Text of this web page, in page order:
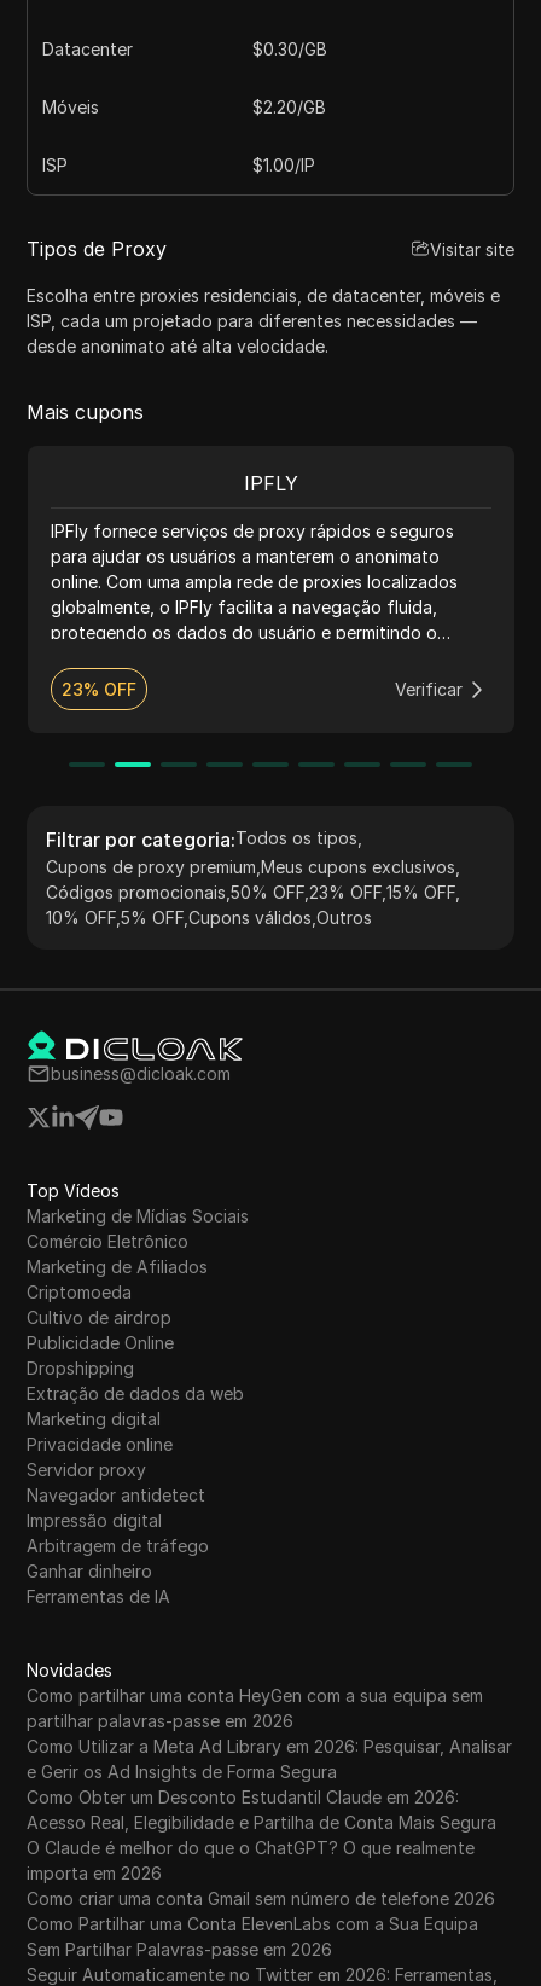
Datacenter $0.30/GB
Móveis $2.20/GB
ISP $1.00/IP
Tipos de Proxy Visitar site
Escolha entre proxies residenciais, de datacenter, móveis e
ISP, cada um projetado para diferentes necessidades —
desde anonimato até alta velocidade.
Mais cupons
IPFLY
IPFly fornece serviços de proxy rápidos e seguros
para ajudar os usuários a manterem o anonimato
online. Com uma ampla rede de proxies localizados
globalmente, o IPFly facilita a navegação fluida,
protegendo os dados do usuário e permitindo o
23% OFF
Verificar
Filtrar por categoria:Todos os tipos
Cupons de proxy premium ,Meus cupons exclusivos
Códigos promocionais ,50% OFF 23% OFF ,15% OFF
10% OFF ,5% OFF ,Cupons válidos ,Outros
business@dicloak.com
Top Vídeos
Marketing de Mídias Sociais
Comércio Eletrônico
Marketing de Afiliados
Criptomoeda
Cultivo de airdrop
Publicidade Online
Dropshipping
Extração de dados da web
Marketing digital
Privacidade online
Servidor proxy
Navegador antidetect
Impressão digital
Arbitragem de tráfego
Ganhar dinheiro
Ferramentas de IA
Novidades
Como partilhar uma conta HeyGen com a sua equipa sem
partilhar palavras-passe em 2026
Como Utilizar a Meta Ad Library em 2026: Pesquisar, Analisar
e Gerir os Ad Insights de Forma Segura
Como Obter um Desconto Estudantil Claude em 2026:
Acesso Real, Elegibilidade e Partilha de Conta Mais Segura
O Claude é melhor do que o ChatGPT? O que realmente
importa em 2026
Como criar uma conta Gmail sem número de telefone 2026
Como Partilhar uma Conta ElevenLabs com a Sua Equipa
Sem Partilhar Palavras-passe em 2026
Seguir Automaticamente no Twitter em 2026: Ferramentas,